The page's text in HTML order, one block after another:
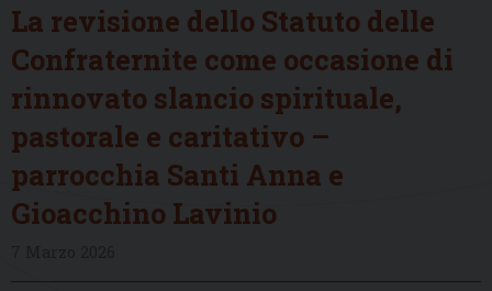
La revisione dello Statuto delle
Confraternite come occasione di
rinnovato slancio spirituale,
pastorale e caritativo –
parrocchia Santi Anna e
Gioacchino Lavinio